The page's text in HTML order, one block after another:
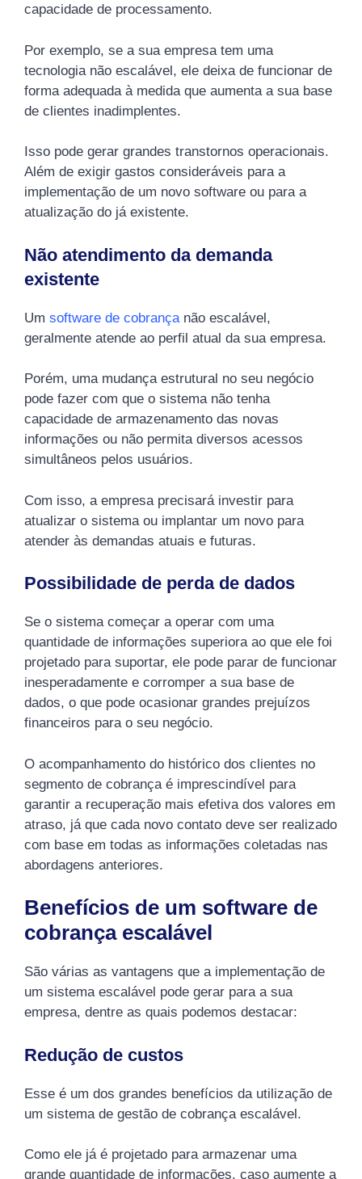
capacidade de processamento.
Por exemplo, se a sua empresa tem uma
tecnologia não escalável, ele deixa de funcionar de
forma adequada à medida que aumenta a sua base
de clientes inadimplentes.
Isso pode gerar grandes transtornos operacionais.
Além de exigir gastos consideráveis para a
implementação de um novo software ou para a
atualização do já existente.
Não atendimento da demanda
existente
Um software de cobrança não escalável,
geralmente atende ao perfil atual da sua empresa.
Porém, uma mudança estrutural no seu negócio
pode fazer com que o sistema não tenha
capacidade de armazenamento das novas
informações ou não permita diversos acessos
simultâneos pelos usuários.
Com isso, a empresa precisará investir para
atualizar o sistema ou implantar um novo para
atender às demandas atuais e futuras.
Possibilidade de perda de dados
Se o sistema começar a operar com uma
quantidade de informações superiora ao que ele foi
projetado para suportar, ele pode parar de funcionar
inesperadamente e corromper a sua base de
dados, o que pode ocasionar grandes prejuízos
financeiros para o seu negócio.
O acompanhamento do histórico dos clientes no
segmento de cobrança é imprescindível para
garantir a recuperação mais efetiva dos valores em
atraso, já que cada novo contato deve ser realizado
com base em todas as informações coletadas nas
abordagens anteriores.
Benefícios de um software de
cobrança escalável
São várias as vantagens que a implementação de
um sistema escalável pode gerar para a sua
empresa, dentre as quais podemos destacar:
Redução de custos
Esse é um dos grandes benefícios da utilização de
um sistema de gestão de cobrança escalável.
Como ele já é projetado para armazenar uma
grande quantidade de informações, caso aumente a